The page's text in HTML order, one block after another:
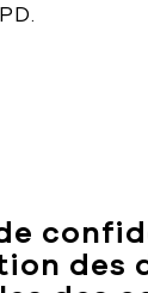
des